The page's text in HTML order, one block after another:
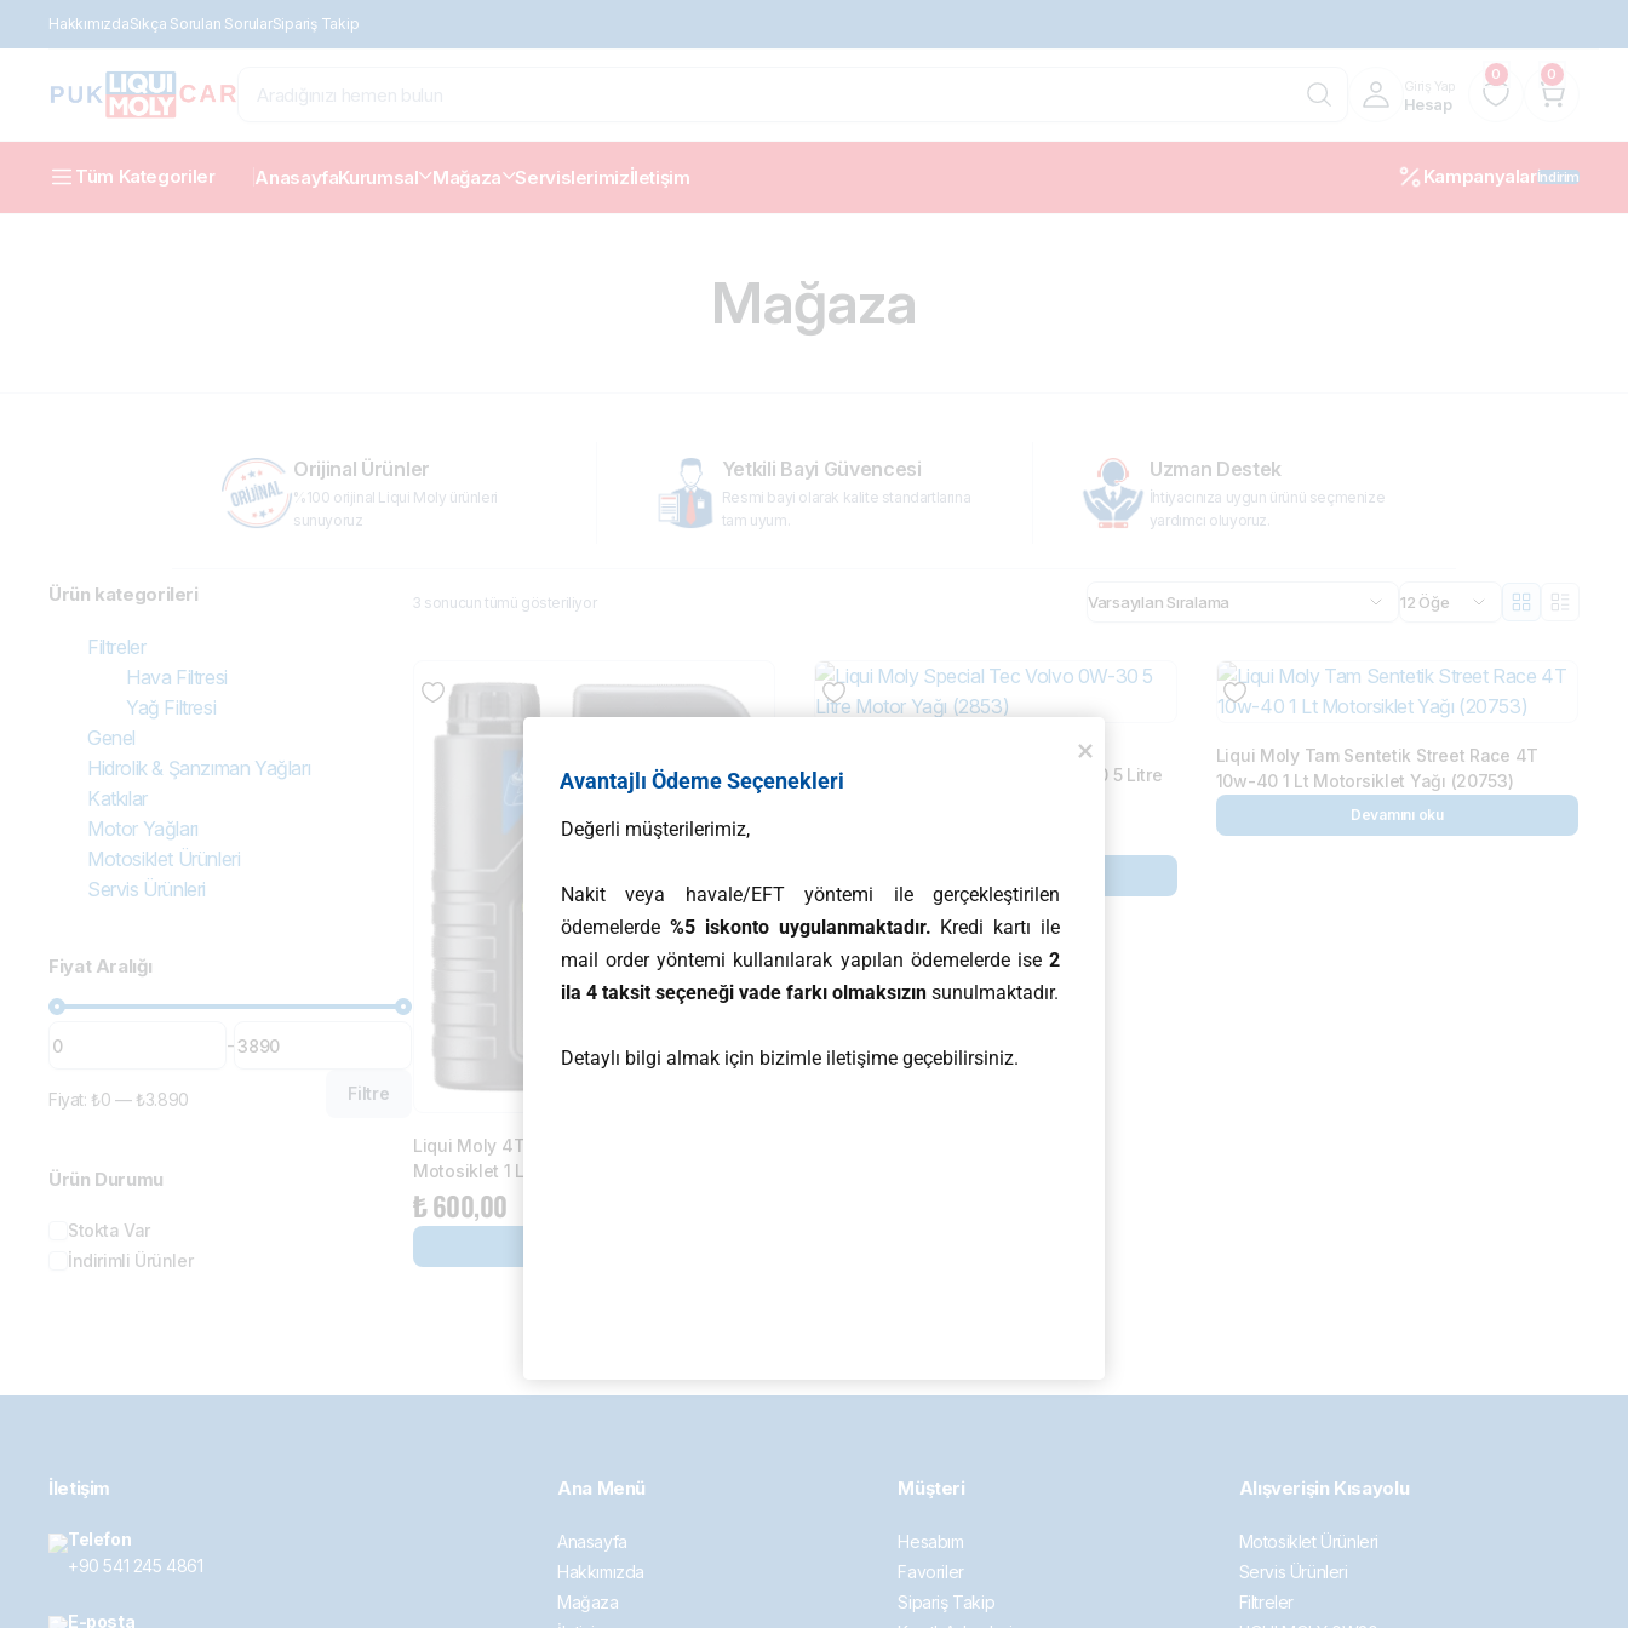
HakkımızdaSıkça Sorulan SorularSipariş Takip
Giriş Yap
Hesap
0 0
Tüm Kategoriler AnasayfaKurumsal Mağaza Servislerimizİletişim Kampanyalarİndirim
1610
₺500,00
₺450,00
Mağaza
Orijinal Ürünler
%100 orijinal Liqui Moly ürünleri
sunuyoruz
Yetkili Bayi Güvencesi
Resmi bayi olarak kalite standartlarına
tam uyum.
Uzman Destek
İhtiyacınıza uygun ürünü seçmenize
yardımcı oluyoruz.
3 sonucun tümü gösteriliyor
Liqui Moly 4T Basic Scooter 10W-40
Motosiklet 1 Lt. Motor Yağı 1618
₺600,00
Liqui Moly Special Tec Volvo 0W-30 5 Litre
Liqui Moly Tam Sentetik Street Race 4T
10w-40 1 Lt Motorsiklet Yağı (20753)
Devamını oku
Ürün kategorileri
Filtreler
Hava Filtresi
Yağ Filtresi
Genel
Hidrolik & Şanzıman Yağları
Katkılar
Motor Yağları
Motosiklet Ürünleri
Servis Ürünleri
Fiyat Aralığı
-
Filtre
Fiyat: ₺0 — ₺3.890
Ürün Durumu
Stokta Var
İndirimli Ürünler
İletişim
Telefon
+90 541 245 4861
E-posta
Ana Menü
Anasayfa
Hakkımızda
Mağaza
Müşteri
Hesabım
Favoriler
Sipariş Takip
Alışverişin Kısayolu
Motosiklet Ürünleri
Servis Ürünleri
Filtreler
Avantajlı Ödeme Seçenekleri
Değerli müşterilerimiz,
Nakit veya havale/EFT yöntemi ile gerçekleştirilen
ödemelerde %5 iskonto uygulanmaktadır. Kredi kartı ile
mail order yöntemi kullanılarak yapılan ödemelerde ise 2
ila 4 taksit seçeneği vade farkı olmaksızın sunulmaktadır.
Detaylı bilgi almak için bizimle iletişime geçebilirsiniz.